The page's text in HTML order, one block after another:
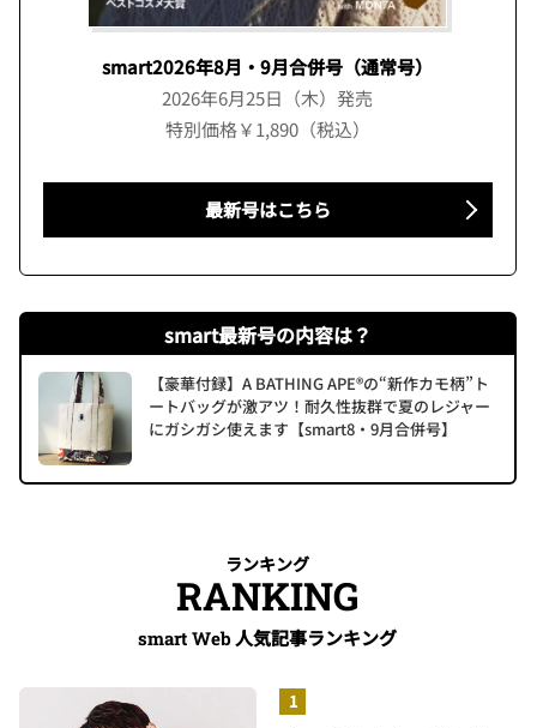
smart2026年8月・9月合併号（通常号）
2026年6月25日（木）発売
特別価格￥1,890（税込）
最新号はこちら
smart最新号の内容は？
【豪華付録】A BATHING APE®の“新作カモ柄”ト
ートバッグが激アツ！耐久性抜群で夏のレジャー
にガシガシ使えます【smart8・9月合併号】
ランキング
RANKING
smart Web 人気記事ランキング